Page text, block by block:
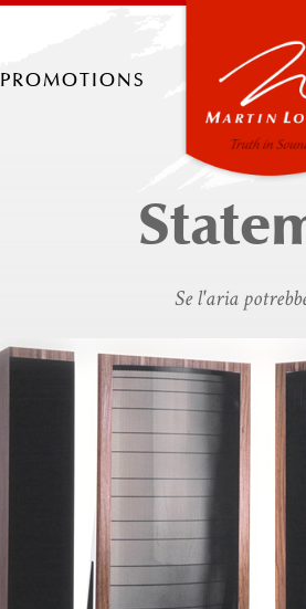
promotions
Se l'aria